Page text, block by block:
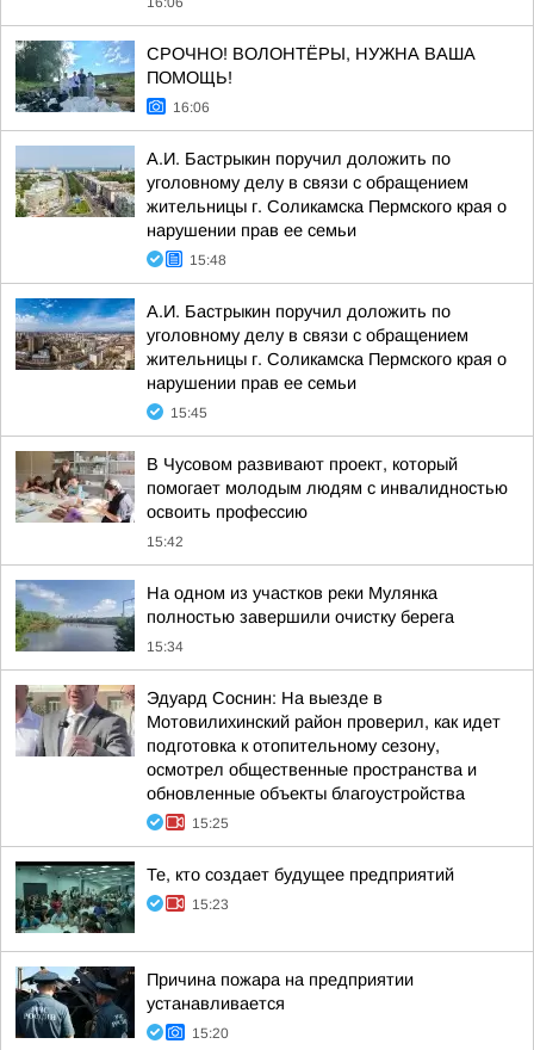
СРОЧНО! ВОЛОНТЁРЫ, НУЖНА ВАША
ПОМОЩЬ!
16:06
А.И. Бастрыкин поручил доложить по
уголовному делу в связи с обращением
жительницы г. Соликамска Пермского края о
нарушении прав ее семьи
15:48
А.И. Бастрыкин поручил доложить по
уголовному делу в связи с обращением
жительницы г. Соликамска Пермского края о
нарушении прав ее семьи
15:45
В Чусовом развивают проект, который
помогает молодым людям с инвалидностью
освоить профессию
15:42
На одном из участков реки Мулянка
полностью завершили очистку берега
15:34
Эдуард Соснин: На выезде в
Мотовилихинский район проверил, как идет
подготовка к отопительному сезону,
осмотрел общественные пространства и
обновленные объекты благоустройства
15:25
Те, кто создает будущее предприятий
15:23
Причина пожара на предприятии
устанавливается
15:20